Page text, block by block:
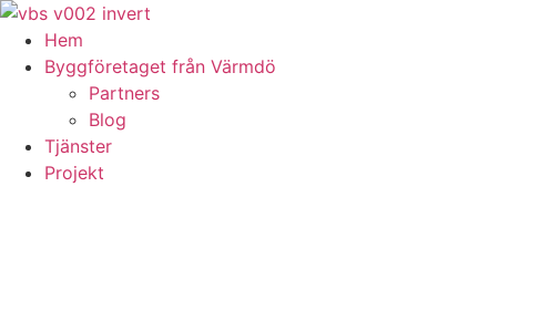
Skip
content
Hem
Byggföretaget från Värmdö
Partners
Blog
Tjänster
Projekt